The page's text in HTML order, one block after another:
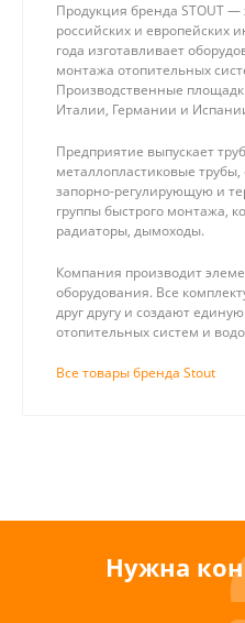
Продукция бренда STOUT
российских и европейских
года изготавливает
монтажа отопительных
Производственные
Италии, Германии и
Предприятие выпускает
металлопластиковые
запорно-регулирующую и
группы быстрого монтажа,
радиаторы, дымоходы.
Компания производит
оборудования. Все
друг другу и создают
отопительных систем и
Все товары бренда Stout
Нужна